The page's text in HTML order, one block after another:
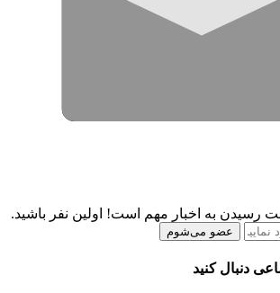
رسیدن به اخبار مهم است! اولین نفر باشید.
عضو می‌شوم
دنبال کنید